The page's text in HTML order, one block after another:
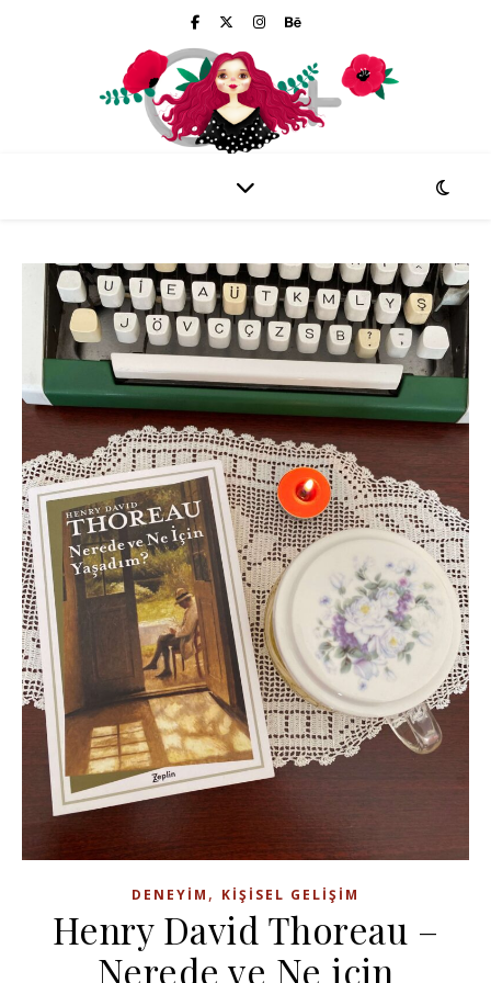
DENEYIM , KIŞISEL GELIŞIM
Henry David Thoreau –
Nerede ve Ne için